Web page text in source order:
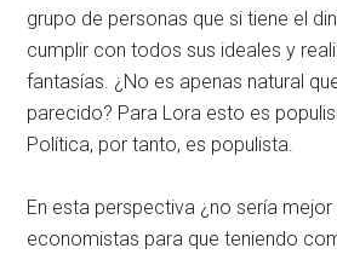
grupo de personas que si tiene el
cumplir con todos sus ideales y
fantasías. ¿No es apenas natural
parecido? Para Lora esto es
Política, por tanto, es populista.
En esta perspectiva ¿no sería
economistas para que teniendo